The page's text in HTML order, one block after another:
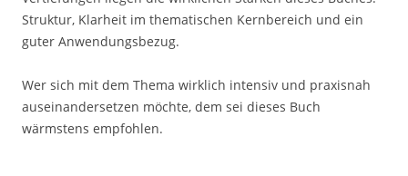
Struktur, Klarheit im thematischen Kernbereich und ein
guter Anwendungsbezug.
Wer sich mit dem Thema wirklich intensiv und praxisnah
auseinandersetzen möchte, dem sei dieses Buch
wärmstens empfohlen.